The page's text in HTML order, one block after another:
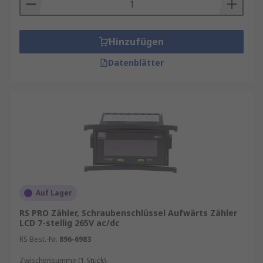
jeweiligen Produktseite.
RS ist Ihr Ansprechpartner für die Kalibrierung
Ihrer Geräte mit unseremKalibrierservice
Entdecken Sie weitere
Heizelemente,
Strommessgeräte,
Multifunktionseinbaumessgeräte
Shunts
Messumformer für Temperatur,
Arten von Zählern
Digitalzähler
Hinzufügen
Datenblätter
Auf Lager
RS PRO Zähler, Schraubenschlüssel Aufwärts Zähler
LCD 7-stellig 265V ac/dc
RS Best.-Nr. 896-6983
Zwischensumme (1 Stück)